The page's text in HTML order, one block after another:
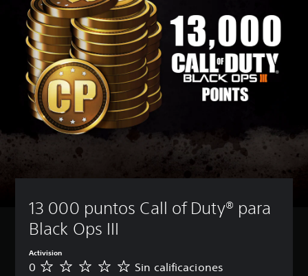
13 000 puntos Call of Duty® para
Black Ops III
Activision
S
0 Sin calificaciones